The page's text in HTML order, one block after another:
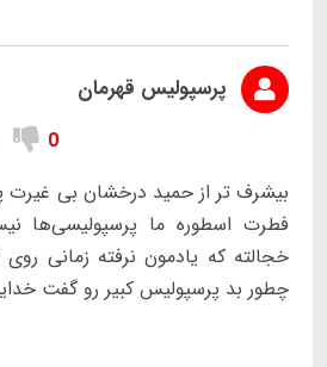
پرسپولیس قهرمان
0
بیشرف تر از حمید درخشان بی غیرت
فطرت اسطوره ما پرسپولیسی‌ها
خجالته که یادمون نرفته زمانی
چطور بد پرسپولیس کبیر رو گفت